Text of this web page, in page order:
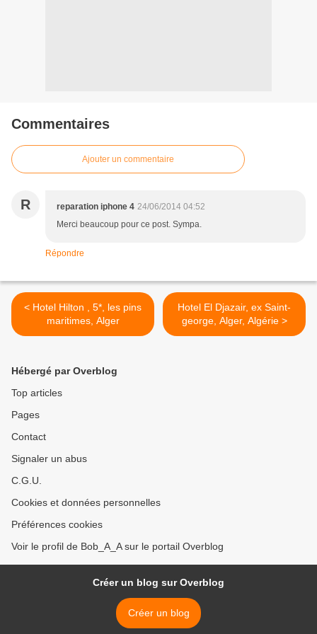
Commentaires
Ajouter un commentaire
R reparation iphone 4 24/06/2014 04:52
Merci beaucoup pour ce post. Sympa.
Répondre
< Hotel Hilton , 5*, les pins
maritimes, Alger
Hotel El Djazair, ex Saint-
george, Alger, Algérie >
Hébergé par Overblog
Top articles
Pages
Contact
Signaler un abus
C.G.U.
Cookies et données personnelles
Préférences cookies
Voir le profil de Bob_A_A sur le portail Overblog
Créer un blog sur Overblog
Créer un blog